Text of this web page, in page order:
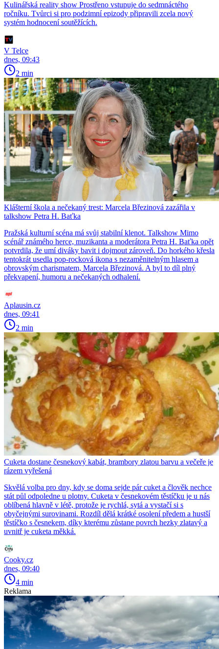
Kulinářská reality show Prostřeno vstupuje do sedmnáctého
ročníku. Tvůrci si pro podzimní epizody připravili zcela nový
systém hodnocení soutěžících.
V Telce
dnes, 09:43
2 min
Klášterní škola a nečekaný trest: Marcela Březinová zazářila v
talkshow Petra H. Baťka
Pražská kulturní scéna má svůj stabilní klenot. Talkshow Mimo
scénář známého herce, muzikanta a moderátora Petra H. Baťka opět
potvrdila, že umí diváky bavit i dojmout zároveň. Do horkého křesla
tentokrát usedla pop-rocková ikona s nezaměnitelným hlasem a
obrovským charismatem, Marcela Březinová. A byl to díl plný
překvapení, humoru a nečekaných odhalení.
Aplausin.cz
dnes, 09:41
2 min
Cuketa dostane česnekový kabát, brambory zlatou barvu a večeře je
rázem vyřešená
Skvělá volba pro dny, kdy se doma sejde pár cuket a člověk nechce
stát půl odpoledne u plotny. Cuketa v česnekovém těstíčku je u nás
oblíbená hlavně v létě, protože je rychlá, sytá a vystačí si s
obyčejnými surovinami. Rozdíl dělá krátké osolení předem a hustší
těstíčko s česnekem, díky kterému zůstane povrch hezky zlatavý a
uvnitř je cuketa měkká.
Cooky.cz
dnes, 09:40
4 min
Reklama